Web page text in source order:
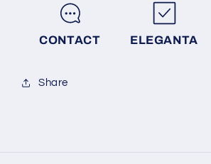
CONTACT ELEGANTA
Share